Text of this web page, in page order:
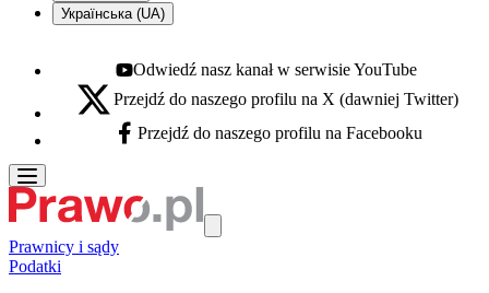
Українська (UA)
Youtube - otwiera się w nowej karcie
Odwiedź nasz kanał w serwisie YouTube
X - otwiera się w nowej karcie
Przejdź do naszego profilu na X (dawniej Twitter)
Facebook - otwiera się w nowej karcie
Przejdź do naszego profilu na Facebooku
Prawnicy i sądy
Podatki